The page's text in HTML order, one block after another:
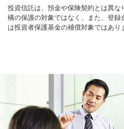
投資信託は、預金や保険契約とは異
構の保護の対象ではなく、また、登
は投資者保護基金の補償対象ではあり